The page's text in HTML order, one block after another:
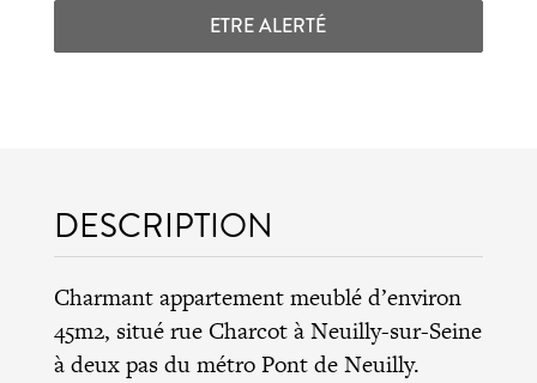
ETRE ALERTÉ
DESCRIPTION
Charmant appartement meublé d’environ
45m2, situé rue Charcot à Neuilly-sur-Seine
à deux pas du métro Pont de Neuilly.